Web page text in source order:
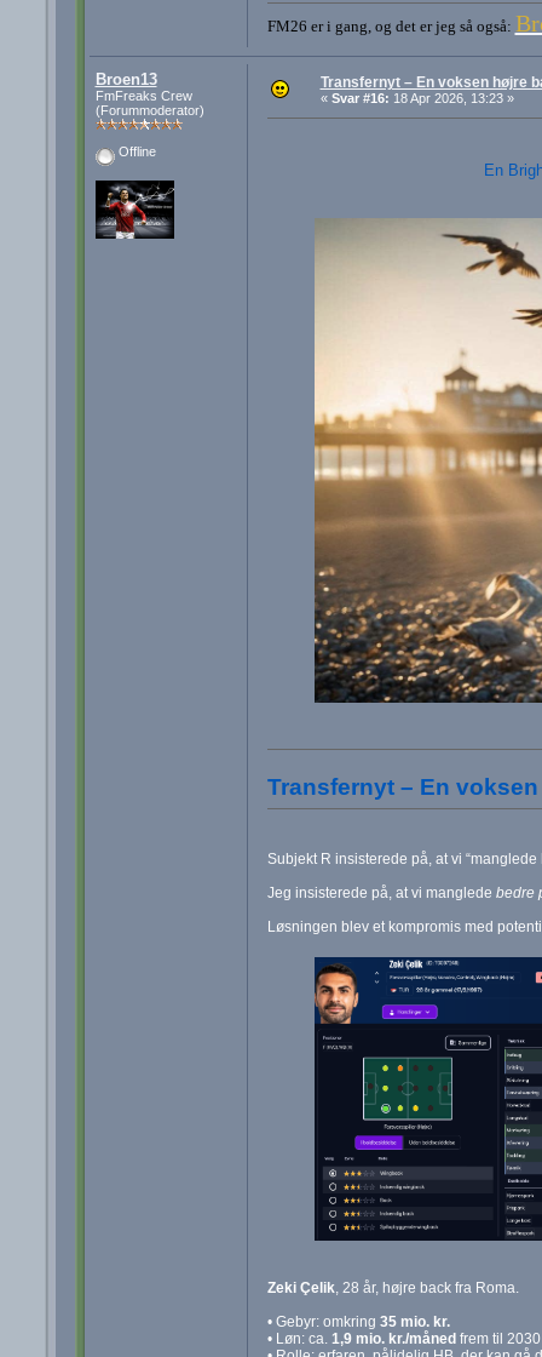
FM26 er i gang, og det er jeg så også:
Broen13
FmFreaks Crew
(Forummoderator)
Offline
Transfernyt – En voksen højre
« Svar #16: 18 Apr 2026, 13:23 »
En
Transfernyt – En
Subjekt R insisterede på, at vi
Jeg insisterede på, at vi manglede bedre
Løsningen blev et kompromis med
Zeki Çelik, 28 år, højre back fra Roma.
• Gebyr: omkring 35 mio. kr.
• Løn: ca. 1,9 mio. kr./måned frem til 2030